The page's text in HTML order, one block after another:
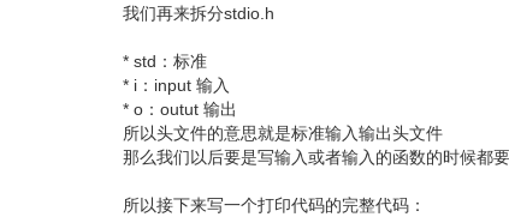
我们再来拆分stdio.h
* std：标准
* i：input 输入
* o：outut 输出
所以头文件的意思就是标准输入输出头文件
那么我们以后要是写输入或者输入的函数的时候都
所以接下来写一个打印代码的完整代码：